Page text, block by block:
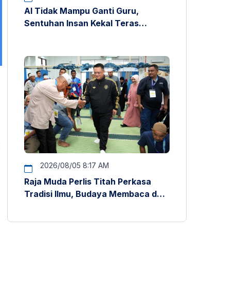
AI Tidak Mampu Ganti Guru,
Sentuhan Insan Kekal Teras
2026/08/05 8:17 AM
Raja Muda Perlis Titah Perkasa
Tradisi Ilmu, Budaya Membaca dan